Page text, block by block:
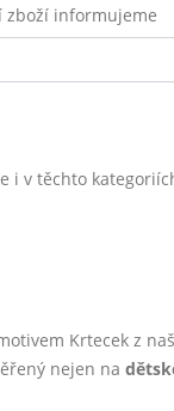
zboží informujeme
i v těchto
Krtecek z
nejen na